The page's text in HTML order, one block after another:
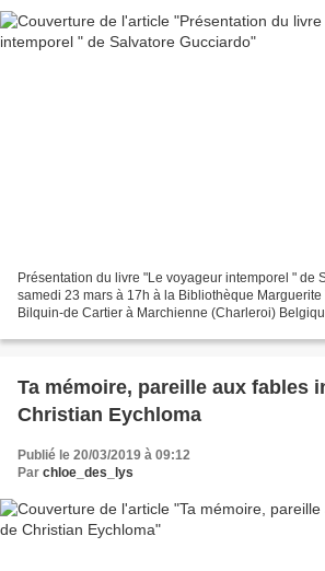
Présentation du livre "Le voyageur intemporel " de
samedi 23 mars à 17h à la Bibliothèque Marguerite
Bilquin-de Cartier à Marchienne (Charleroi)
Ta mémoire, pareille aux fables
Christian Eychloma
Publié le 20/03/2019 à 09:12
Par chloe_des_lys